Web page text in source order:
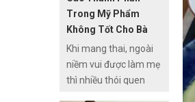
cung ngắn.
Trong Mỹ Phẩm
Không Tốt Cho Bà
Bầu
Khi mang thai, ngoài
niềm vui được làm mẹ
thì nhiều thói quen